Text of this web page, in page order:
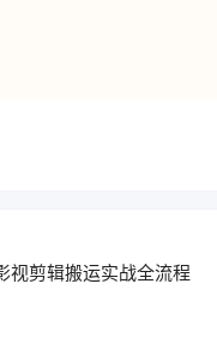
视剪辑搬运实战全流程